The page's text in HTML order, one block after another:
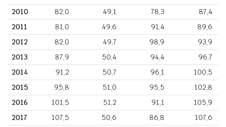
2010
82,0 49,1 78,3
87,4
2011
81,0 49,6 91,4
89,6
2012
82,0 49,7 98,9
93,9
2013
87,9 50,4 94,4
96,7
2014
91,2 50,7 96,1
100,5
2015
95,8 51,0 95,5
102,8
2016
101,5 51,2 91,1
105,9
2017
107,5 50,6 86,8
107,6